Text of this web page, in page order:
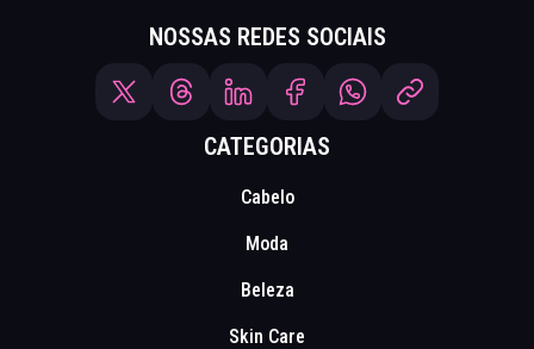
NOSSAS REDES SOCIAIS
CATEGORIAS
Cabelo
Moda
Beleza
Skin Care